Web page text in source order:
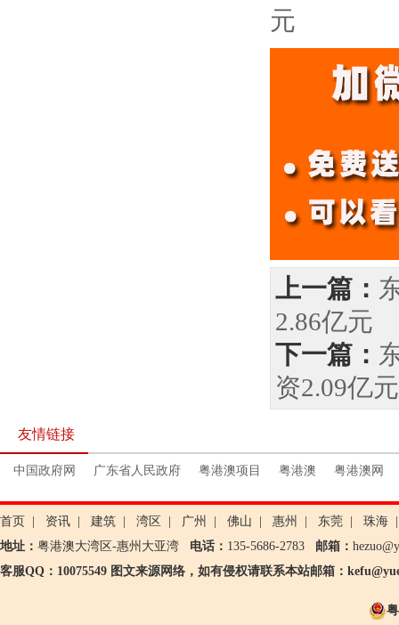
元
上一篇：
2.86亿元
下一篇：
资2.09亿元
友情链接
中国政府网 广东省人民政府 粤港澳项目 粤港澳 粤港澳网
首页 资讯 建筑 湾区 广州 佛山 惠州 东莞 珠海
地址： 粤港澳大湾区-惠州大亚湾 电话： 135-5686-2783 邮箱：
客服QQ：10075549 图文来源网络，如有侵权请联系本站邮箱：